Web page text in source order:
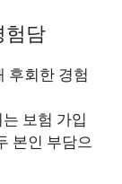
험담
후회한 경험
보험 가입
본인 부담으